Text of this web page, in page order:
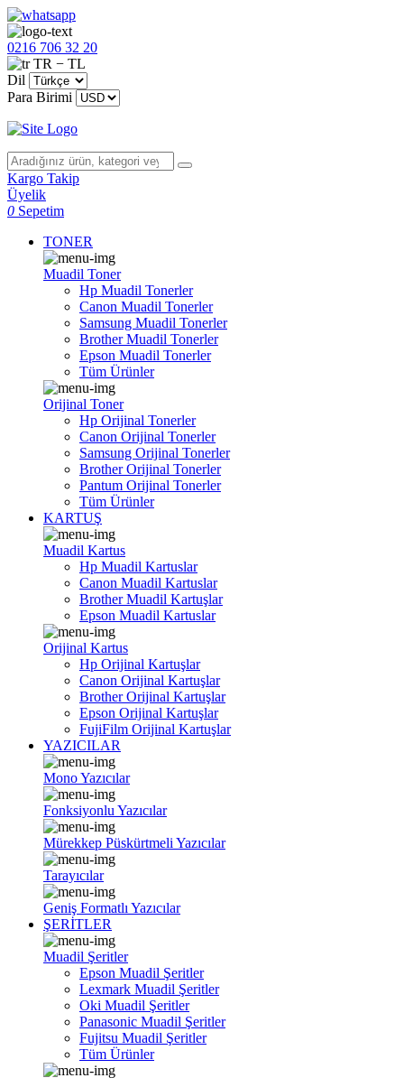
0216 706 32 20
TR − TL
Dil
Para Birimi
Kargo Takip
Üyelik
0 Sepetim
TONER
Muadil Toner
Hp Muadil Tonerler
Canon Muadil Tonerler
Samsung Muadil Tonerler
Brother Muadil Tonerler
Epson Muadil Tonerler
Tüm Ürünler
Orijinal Toner
Hp Orijinal Tonerler
Canon Orijinal Tonerler
Samsung Orijinal Tonerler
Brother Orijinal Tonerler
Pantum Orijinal Tonerler
Tüm Ürünler
KARTUŞ
Muadil Kartus
Hp Muadil Kartuslar
Canon Muadil Kartuslar
Brother Muadil Kartuşlar
Epson Muadil Kartuslar
Orijinal Kartus
Hp Orijinal Kartuşlar
Canon Orijinal Kartuşlar
Brother Orijinal Kartuşlar
Epson Orijinal Kartuşlar
FujiFilm Orijinal Kartuşlar
YAZICILAR
Mono Yazıcılar
Fonksiyonlu Yazıcılar
Mürekkep Püskürtmeli Yazıcılar
Tarayıcılar
Geniş Formatlı Yazıcılar
ŞERİTLER
Muadil Şeritler
Epson Muadil Şeritler
Lexmark Muadil Şeritler
Oki Muadil Şeritler
Panasonic Muadil Şeritler
Fujitsu Muadil Şeritler
Tüm Ürünler